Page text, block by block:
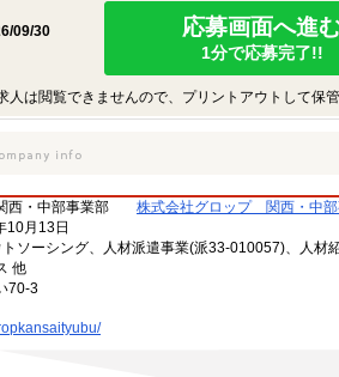
09/30
応募画面へ進
1分で応募完了!!
は閲覧できませんので、プリントアウトして保管
・中部事業部
株式会社グロップ 関西・中部
10月13日
ソーシング、人材派遣事業(派33-010057)、人
他
70-3